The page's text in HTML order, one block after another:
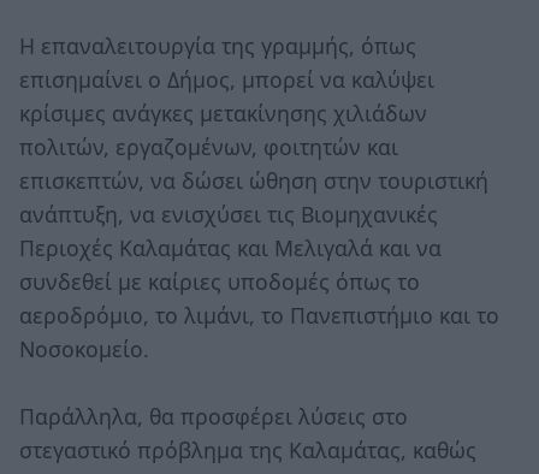
Η επαναλειτουργία της γραμμής, όπως
επισημαίνει ο Δήμος, μπορεί να καλύψει
κρίσιμες ανάγκες μετακίνησης χιλιάδων
πολιτών, εργαζομένων, φοιτητών και
επισκεπτών, να δώσει ώθηση στην τουριστική
ανάπτυξη, να ενισχύσει τις Βιομηχανικές
Περιοχές Καλαμάτας και Μελιγαλά και να
συνδεθεί με καίριες υποδομές όπως το
αεροδρόμιο, το λιμάνι, το Πανεπιστήμιο και το
Νοσοκομείο.
Παράλληλα, θα προσφέρει λύσεις στο
στεγαστικό πρόβλημα της Καλαμάτας, καθώς